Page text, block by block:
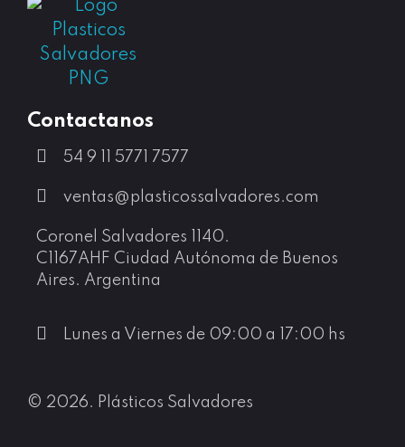
Contactanos
54 9 11 5771 7577
ventas@plasticossalvadores.com
Coronel Salvadores 1140.
C1167AHF Ciudad Autónoma de Buenos
Aires. Argentina
Lunes a Viernes de 09:00 a 17:00 hs
© 2026. Plásticos Salvadores